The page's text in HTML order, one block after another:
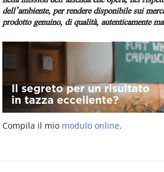
dell’ambiente, per rendere disponibile sui
prodotto genuino, di qualità, autenticamente
Compila il mio modulo online.